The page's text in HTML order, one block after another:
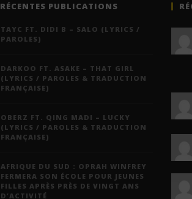
RÉCENTES PUBLICATIONS
TAYC FT. DIDI B – SALO (LYRICS /
PAROLES)
DARKOO FT. ASAKE – THAT GIRL
(LYRICS / PAROLES & TRADUCTION
FRANÇAISE)
OBERZ FT. QING MADI – LUCKY
(LYRICS / PAROLES & TRADUCTION
FRANÇAISE)
AFRIQUE DU SUD : OPRAH WINFREY
FERMERA SON ÉCOLE POUR JEUNES
FILLES APRÈS PRÈS DE VINGT ANS
D’ACTIVITÉ